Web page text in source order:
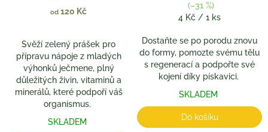
od 120 Kč
Svěží zelený prášek pro
přípravu nápoje z mladých
výhonků ječmene, plný
důležitých živin, vitaminů a
minerálů, které podpoří váš
organismus.
SKLADEM
(–31 %)
Měrná
4 Kč / 1 ks
Dostaňte se po porodu znovu
do formy, pomozte svému tělu
s regenerací a podpořte své
kojení díky pískavici.
SKLADEM
Do košíku